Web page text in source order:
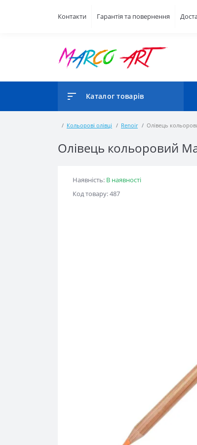
Контакти Гарантія та повернення
Каталог товарів
Кольорові олівці Renoir Олівець
Олівець кольоровий
Наявність: В наявності
Код товару: 487